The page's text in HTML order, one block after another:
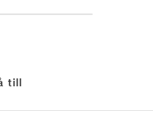
till